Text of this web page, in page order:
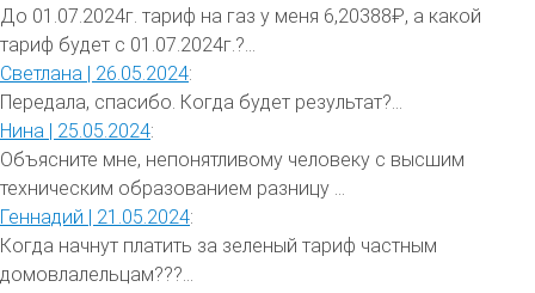
До 01.07.2024г. тариф на газ у меня 6,20388₽, а какой
тариф будет с 01.07.2024г.?...
Светлана | 26.05.2024:
Передала, спасибо. Когда будет результат?...
Нина | 25.05.2024:
Объясните мне, непонятливому человеку с высшим
техническим образованием разницу ...
Геннадий | 21.05.2024:
Когда начнут платить за зеленый тариф частным
домовлалельцам???...